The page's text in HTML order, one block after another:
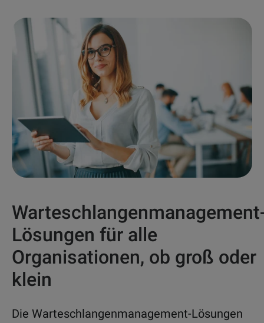
Lösungen für alle
Organisationen, ob groß oder
klein
Die Warteschlangenmanagement-Lösungen